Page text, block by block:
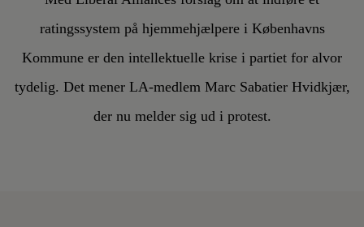
ratingssystem på hjemmehjælpere i Københavns
Kommune er den intellektuelle krise i partiet for alvor
tydelig. Det mener LA-medlem Marc Sabatier Hvidkjær,
der nu melder sig ud i protest.